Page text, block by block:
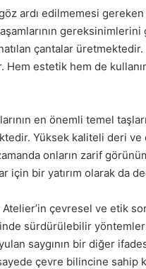
ardı edilmemesi
çantalar
Hem estetik hem de
en önemli temel
Yüksek kaliteli deri
onların zarif
için bir yatırım olarak da
Atelier’in çevresel ve
sürdürülebilir
saygının bir diğer
sayede çevre bilincine